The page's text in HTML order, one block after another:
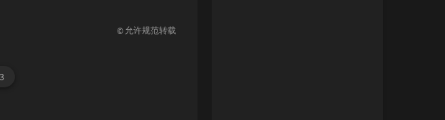
© 允许规范转载
3